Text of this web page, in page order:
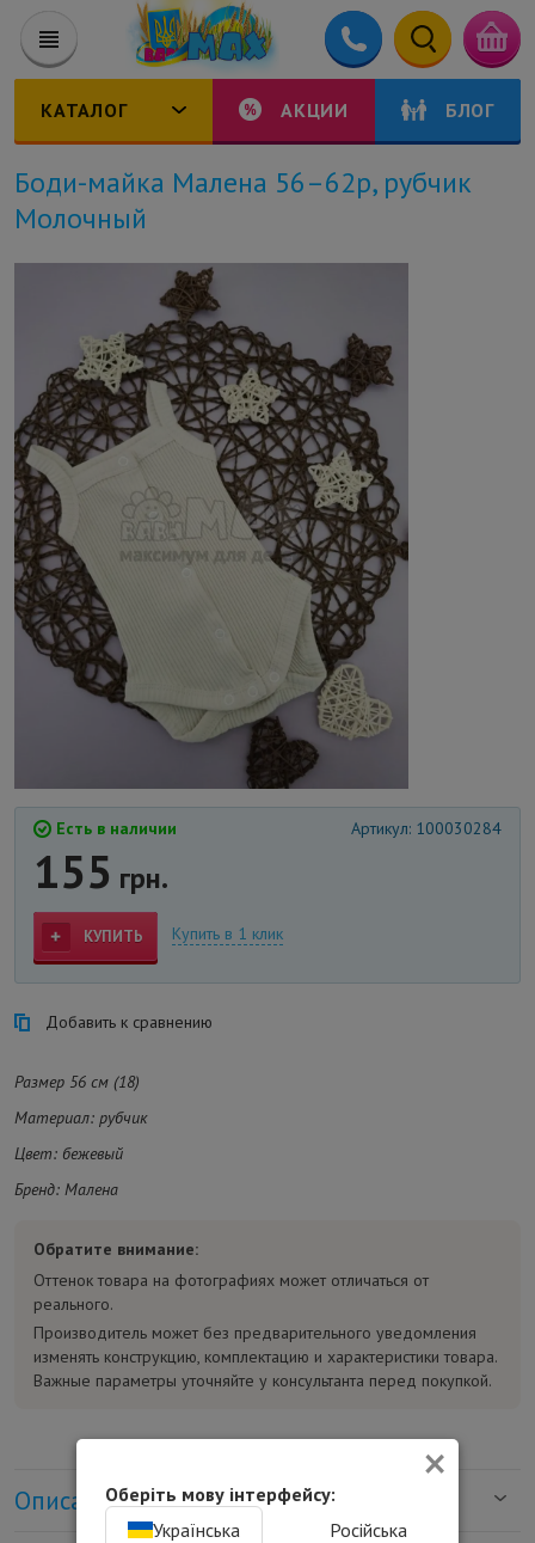
КАТАЛОГ АКЦИИ БЛОГ
Боди-майка Малена 56–62р, рубчик
Молочный
Есть в наличии Артикул: 100030284
155 грн.
КУПИТЬ Купить в 1 клик
Добавить к сравнению
Размер 56 см (18)
Материал: рубчик
Цвет: бежевый
Бренд: Малена
Обратите внимание:
Оттенок товара на фотографиях может отличаться от
реального.
Производитель может без предварительного уведомления
изменять конструкцию, комплектацию и характеристики товара.
Важные параметры уточняйте у консультанта перед покупкой.
Описание
×
Оберіть мову інтерфейсу:
Українська
Російська